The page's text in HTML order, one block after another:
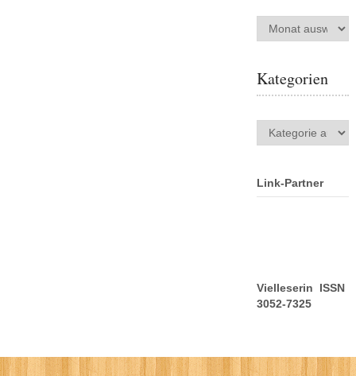
Archiv
Kategorien
Kategorien
Link-Partner
Vielleserin ISSN
3052-7325